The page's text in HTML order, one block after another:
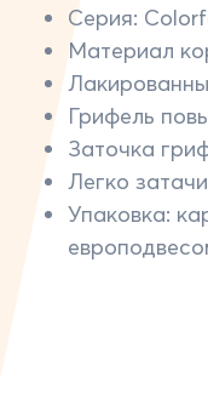
Серия:
Материал
Грифель
Заточка
Легко
Упаковка: